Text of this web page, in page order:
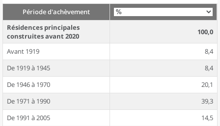
Période d'achèvement
Résidences principales
construites avant 2020
100,0
Avant 1919
8,4
De 1919 à 1945
8,4
De 1946 à 1970
20,1
De 1971 à 1990
39,3
De 1991 à 2005
14,5